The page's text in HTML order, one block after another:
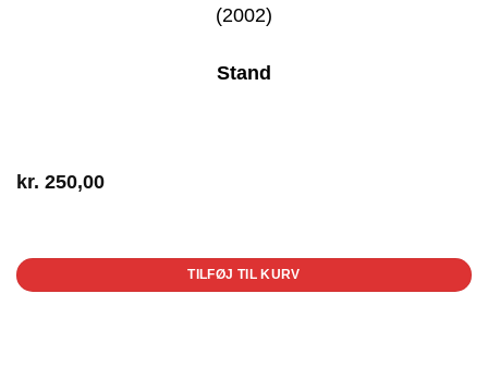
(2002)
Stand
kr. 250,00
TILFØJ TIL KURV